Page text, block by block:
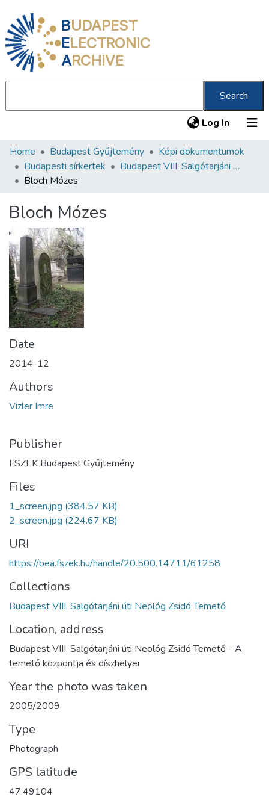
BUDAPEST
ELECTRONIC
ARCHIVE
Search
Log In (current)
Communities & Collections
All of DSpace
About us
Home Budapest Gyűjtemény
Képi dokumentumok
Budapesti sírkertek
Budapest VIII. Salgótarjáni úti Neológ Zsidó Temető
Bloch Mózes
Bloch Mózes
Date
2014-12
Authors
Vizler Imre
Publisher
FSZEK Budapest Gyűjtemény
Files
1_screen.jpg (384.57 KB)
2_screen.jpg (224.67 KB)
URI
https://bea.fszek.hu/handle/20.500.14711/61258
Collections
Budapest VIII. Salgótarjáni úti Neológ Zsidó Temető
Location, address
Budapest VIII. Salgótarjáni úti Neológ Zsidó Temető - A
temető központja és díszhelyei
Year the photo was taken
2005/2009
Type
Photograph
GPS latitude
47.49104